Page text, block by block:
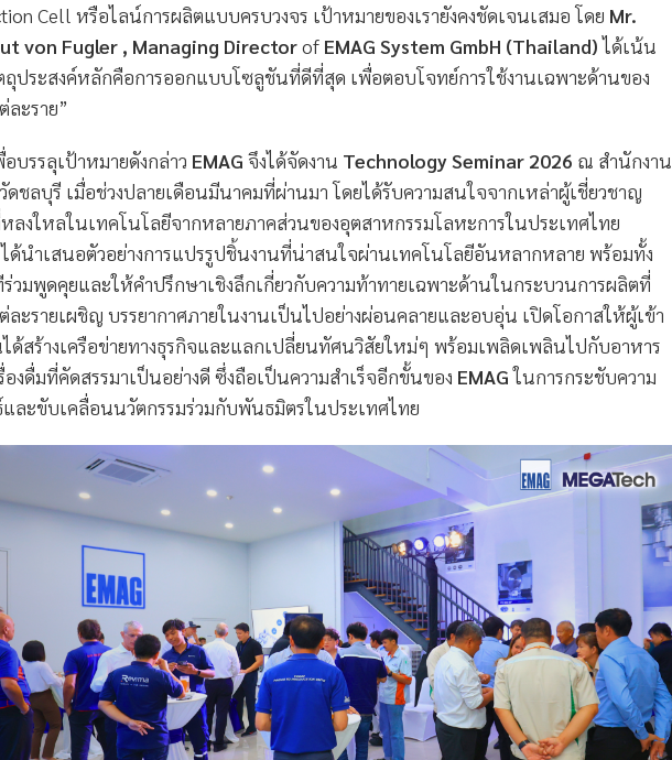
Cell หรือไลน์การผลิตแบบครบวงจร เป้าหมายของเรายังคงชัดเจนเสมอ โดย Mr.
von Fugler , Managing Directorof EMAG System GmbH (Thailand)ได้เน้น
ถุประสงค์หลักคือการออกแบบโซลูชันที่ดีที่สุด เพื่อตอบโจทย์การใช้งานเฉพาะด้านของ
ละราย”
รลุเป้าหมายดังกล่าว EMAG จึงได้จัดงาน Technology Seminar 2026 ณ สำนักงาน
ดชลบุรี เมื่อช่วงปลายเดือนมีนาคมที่ผ่านมา โดยได้รับความสนใจจากเหล่าผู้เชี่ยวชาญ
ลงใหลในเทคโนโลยีจากหลายภาคส่วนของอุตสาหกรรมโลหะการในประเทศไทย
ได้นำเสนอตัวอย่างการแปรรูปชิ้นงานที่น่าสนใจผ่านเทคโนโลยีอันหลากหลาย พร้อมทั้ง
ร่วมพูดคุยและให้คำปรึกษาเชิงลึกเกี่ยวกับความท้าทายเฉพาะด้านในกระบวนการผลิตที่
ละรายเผชิญ บรรยากาศภายในงานเป็นไปอย่างผ่อนคลายและอบอุ่น เปิดโอกาสให้ผู้เข้า
ได้สร้างเครือข่ายทางธุรกิจและแลกเปลี่ยนทัศนวิสัยใหม่ๆ พร้อมเพลิดเพลินไปกับอาหาร
องดื่มที่คัดสรรมาเป็นอย่างดี ซึ่งถือเป็นความสำเร็จอีกขั้นของ EMAGในการกระชับความ
ละขับเคลื่อนนวัตกรรมร่วมกับพันธมิตรในประเทศไทย